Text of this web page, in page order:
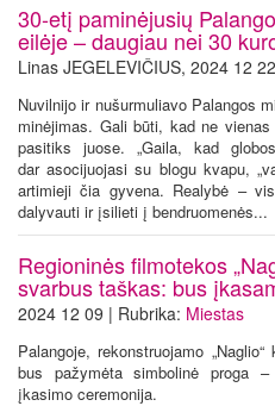
30-etį paminėjusių
eilėje – daugiau nei 30
Linas JEGELEVIČIUS, 2024 12
Nuvilnijo ir nušurmuliavo Palangos
minėjimas. Gali būti, kad ne
pasitiks juose. „Gaila, kad
dar asocijuojasi su blogu kvapu,
artimieji čia gyvena. Realybė –
dalyvauti ir įsilieti į bendruomenės...
Regioninės filmotekos
svarbus taškas: bus
2024 12 09 | Rubrika: Miestas
Palangoje, rekonstruojamo
bus pažymėta simbolinė proga
įkasimo ceremonija.